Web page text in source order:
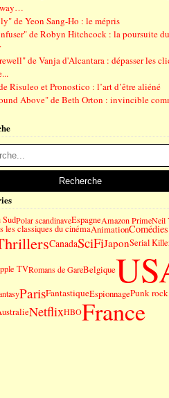
de Yeon Sang-Ho : le mépris
de Robyn Hitchcock : la poursuite du
de Vanja d'Alcantara : dépasser les
Risuleo et Pronostico : l’art d’être aliéné
Above" de Beth Orton : invincible
SudPolar scandinaveEspagneAmazon PrimeNeil
les classiques du cinémaAnimationComédies
CanadaSciFiJaponSerial
TVRomans de GareBelgique
ParisFantastiqueEspionnagePunk rock
NetflixHBOFrance